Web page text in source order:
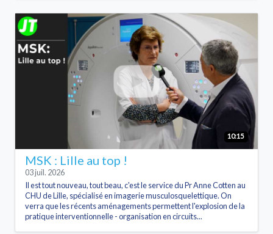
10:15
MSK : Lille au top !
03 juil. 2026
Il est tout nouveau, tout beau, c'est le service du Pr Anne Cotten au
CHU de Lille, spécialisé en imagerie musculosquelettique. On
verra que les récents aménagements permettent l'explosion de la
pratique interventionnelle - organisation en circuits...